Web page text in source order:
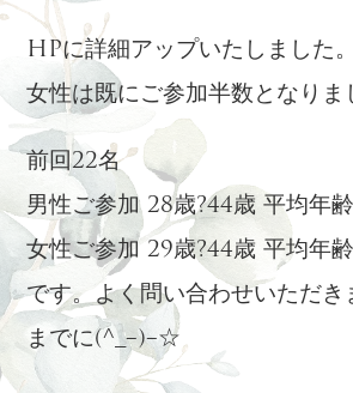
HPに詳細アップいたしました。
女性は既にご参加半数となりま
前回22名
男性ご参加 28歳?44歳 平均年
女性ご参加 29歳?44歳 平均年
です。よく問い合わせいただき
までに(^_−)−☆